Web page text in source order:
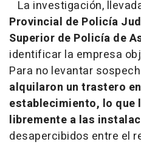
La investigación,
Provincial de Policía
Superior de Policía de
identificar la empresa
Para no levantar
alquilaron un trastero
establecimiento, lo que
libremente a las
desapercibidos entre el